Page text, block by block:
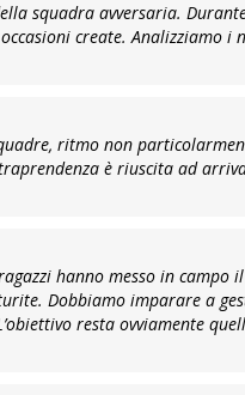
squadra avversaria.
create. Analizziamo i
ritmo non
è riuscita ad
hanno messo in campo
Dobbiamo imparare a
resta ovviamente